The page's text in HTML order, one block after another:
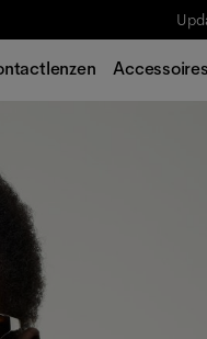
Accessoires